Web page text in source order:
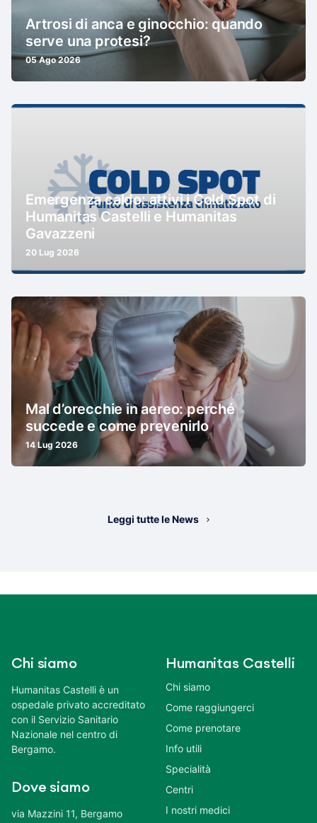
Artrosi di anca e ginocchio: quando
serve una protesi?
05 Ago 2026
Emergenza caldo: attivi i Cold Spot di
Humanitas Castelli e Humanitas
Gavazzeni
20 Lug 2026
Mal d’orecchie in aereo: perché
succede e come prevenirlo
14 Lug 2026
Leggi tutte le News
Chi siamo
Humanitas Castelli è un
ospedale privato accreditato
con il Servizio Sanitario
Nazionale nel centro di
Bergamo.
Dove siamo
via Mazzini 11, Bergamo
Humanitas Castelli
Chi siamo
Come raggiungerci
Come prenotare
Info utili
Specialità
Centri
I nostri medici